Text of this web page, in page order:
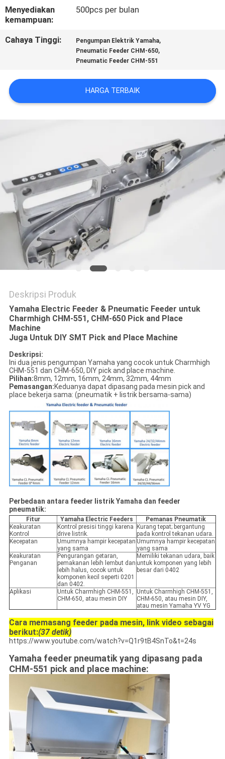
SHOPPING
LINE
PETA
SITUS
Menyediakan
kemampuan:
500pcs per bulan
Cahaya Tinggi: Pengumpan Elektrik Yamaha,
Pneumatic Feeder CHM-650,
Pneumatic Feeder CHM-551
HARGA TERBAIK
Deskripsi Produk
Yamaha Electric Feeder & Pneumatic Feeder untuk
Charmhigh CHM-551, CHM-650 Pick and Place
Machine
Juga Untuk DIY SMT Pick and Place Machine
Deskripsi:
Ini dua jenis pengumpan Yamaha yang cocok untuk Charmhigh
CHM-551 dan CHM-650, DIY pick and place machine.
Pilihan:8mm, 12mm, 16mm, 24mm, 32mm, 44mm
Pemasangan:Keduanya dapat dipasang pada mesin pick and
place bekerja sama: (pneumatik + listrik bersama-sama)
Perbedaan antara feeder listrik Yamaha dan feeder
pneumatik:
Fitur Yamaha Electric Feeders
Pemanas Pneumatik
Keakuratan
Kontrol
Kontrol presisi tinggi karena
drive listrik.
Kurang tepat; bergantung
pada kontrol tekanan udara.
Kecepatan
Umumnya hampir kecepatan
yang sama
Umumnya hampir kecepatan
yang sama
Keakuratan
Penganan
Pengurangan getaran,
pemakanan lebih lembut dan
lebih halus, cocok untuk
komponen kecil seperti 0201
dan 0402.
Memiliki tekanan udara, baik
untuk komponen yang lebih
besar dari 0402
Aplikasi
Untuk Charmhigh CHM-551,
CHM-650, atau mesin DIY
Untuk Charmhigh CHM-551,
CHM-650, atau mesin DIY,
atau mesin Yamaha YV YG
Cara memasang feeder pada mesin, link video sebagai
berikut:(37 detik)
https://www.youtube.com/watch?v=Q1r9tB4SnTo&t=24s
Yamaha feeder pneumatik yang dipasang pada
CHM-551 pick and place machine: